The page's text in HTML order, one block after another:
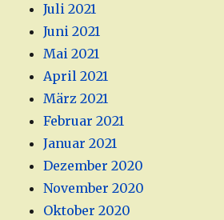
Juli 2021
Juni 2021
Mai 2021
April 2021
März 2021
Februar 2021
Januar 2021
Dezember 2020
November 2020
Oktober 2020